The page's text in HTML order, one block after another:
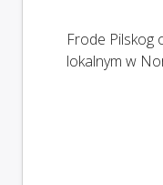
Frode Pilskog
lokalnym w